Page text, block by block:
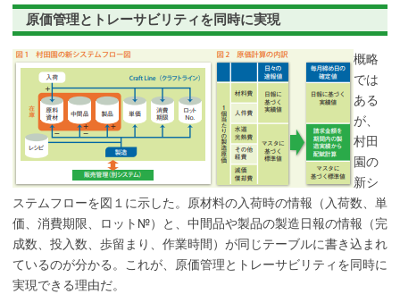
原価管理とトレーサビリティを同時に実現
概略
では
ある
が、
村田
園の
新シ
ステムフローを図１に示した。原材料の入荷時の情報（入荷数、単
価、消費期限、ロット№）と、中間品や製品の製造日報の情報（完
成数、投入数、歩留まり、作業時間）が同じテーブルに書き込まれ
ているのが分かる。これが、原価管理とトレーサビリティを同時に
実現できる理由だ。